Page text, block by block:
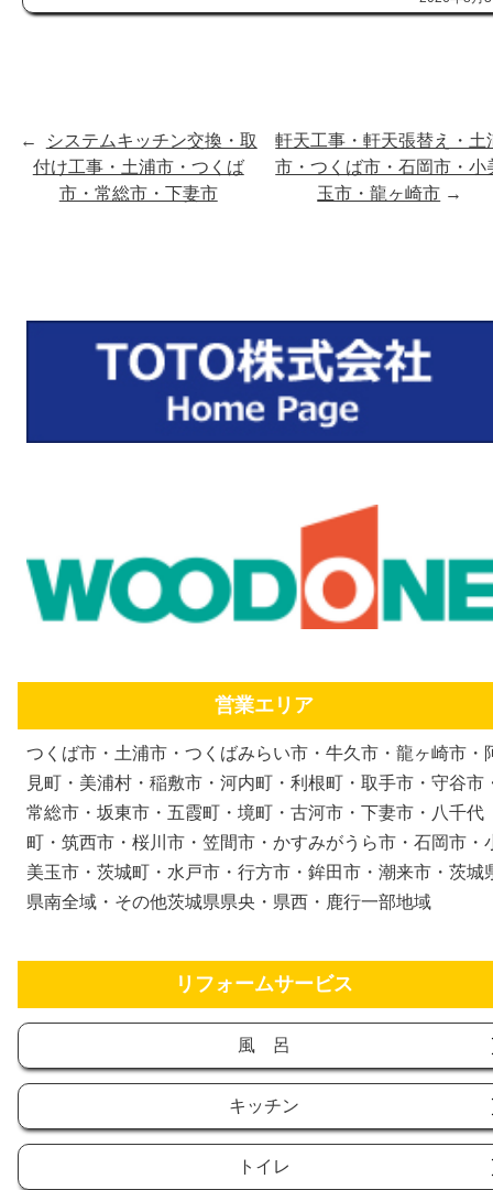
←
システムキッチン交換・取
付け工事・土浦市・つくば
市・常総市・下妻市
軒天工事・軒天張替え・土
市・つくば市・石岡市・小
玉市・龍ヶ崎市 →
営業エリア
つくば市・土浦市・つくばみらい市・牛久市・龍ヶ崎市・
見町・美浦村・稲敷市・河内町・利根町・取手市・守谷市
常総市・坂東市・五霞町・境町・古河市・下妻市・八千代
町・筑西市・桜川市・笠間市・かすみがうら市・石岡市・
美玉市・茨城町・水戸市・行方市・鉾田市・潮来市・茨城
県南全域・その他茨城県県央・県西・鹿行一部地域
リフォームサービス
風 呂
キッチン
トイレ